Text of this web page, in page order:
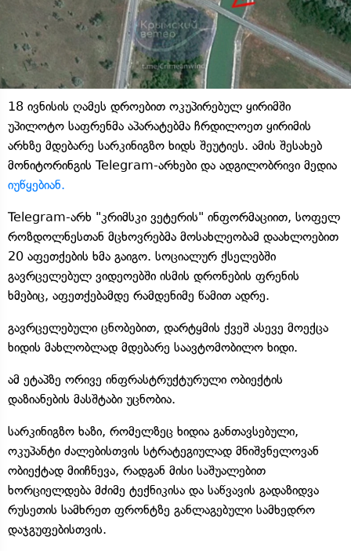
18 ივნისის ღამეს დროებით ოკუპირებულ ყირიმში
უპილოტო საფრენმა აპარატებმა ჩრდილოეთ ყირიმის
არხზე მდებარე სარკინიგზო ხიდს შეუტიეს. ამის შესახებ
მონიტორინგის Telegram-არხები და ადგილობრივი მედია
იუწყებიან.
Telegram-არხ "კრიმსკი ვეტერის" ინფორმაციით, სოფელ
როზდოლნესთან მცხოვრებმა მოსახლეობამ დაახლოებით
20 აფეთქების ხმა გაიგო. სოციალურ ქსელებში
გავრცელებულ ვიდეოებში ისმის დრონების ფრენის
ხმებიც, აფეთქებამდე რამდენიმე წამით ადრე.
გავრცელებული ცნობებით, დარტყმის ქვეშ ასევე მოექცა
ხიდის მახლობლად მდებარე საავტომობილო ხიდი.
ამ ეტაპზე ორივე ინფრასტრუქტურული ობიექტის
დაზიანების მასშტაბი უცნობია.
სარკინიგზო ხაზი, რომელზეც ხიდია განთავსებული,
ოკუპანტი ძალებისთვის სტრატეგიულად მნიშვნელოვან
ობიექტად მიიჩნევა, რადგან მისი საშუალებით
ხორციელდება მძიმე ტექნიკისა და საწვავის გადაზიდვა
რუსეთის სამხრეთ ფრონტზე განლაგებული სამხედრო
დაჯგუფებისთვის.